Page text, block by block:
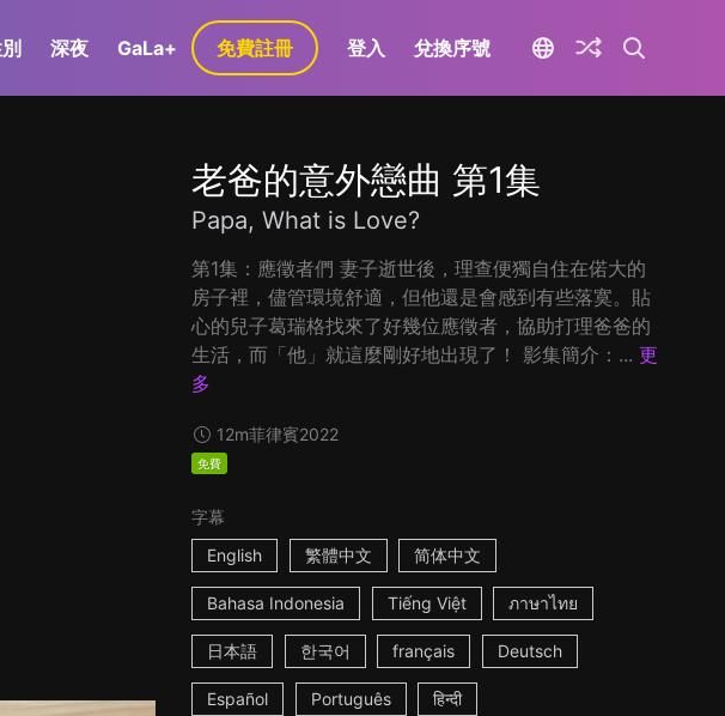
深夜 GaLa+ 免費註冊 登入 兌換序號
老爸的意外戀曲 第1集
Papa, What is Love?
第1集：應徵者們 妻子逝世後，理查便獨自住在偌大的
房子裡，儘管環境舒適，但他還是會感到有些落寞。貼
心的兒子葛瑞格找來了好幾位應徵者，協助打理爸爸的
生活，而「他」就這麼剛好地出現了！ 影集簡介：... 更
多
12m菲律賓2022
免費
字幕
English
繁體中文 简体中文
Bahasa Indonesia Tiếng Việt ภาษาไทย
日本語 한국어 français Deutsch
Español Português हिन्दी